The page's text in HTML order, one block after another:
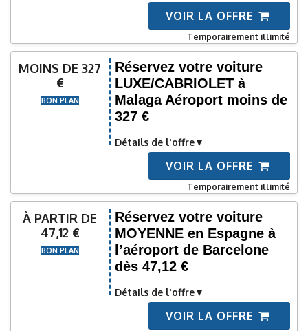
VOIR LA OFFRE
Temporairement illimité
MOINS DE 327
€
BON PLAN
Réservez votre voiture
LUXE/CABRIOLET à
Malaga Aéroport moins de
327 €
Détails de l'offre
VOIR LA OFFRE
Temporairement illimité
À PARTIR DE
47,12 €
BON PLAN
Réservez votre voiture
MOYENNE en Espagne à
l’aéroport de Barcelone
dès 47,12 €
Détails de l'offre
VOIR LA OFFRE